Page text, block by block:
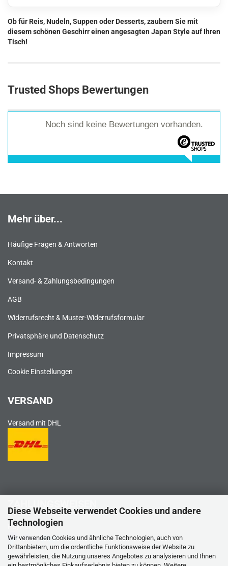
Diese Webseite verwendet Cookies und andere
Technologien
Wir verwenden Cookies und ähnliche Technologien, auch von
Drittanbietern, um die ordentliche Funktionsweise der Website zu
gewährleisten, die Nutzung unseres Angebotes zu analysieren und Ihnen
Ob für Reis, Nudeln, Suppen oder Desserts, zaubern Sie mit
diesem schönen Geschirr einen angesagten Japan Style auf Ihren
Tisch!
Trusted Shops Bewertungen
Noch sind keine Bewertungen vorhanden.
Mehr über...
Häufige Fragen & Antworten
Kontakt
Versand- & Zahlungsbedingungen
AGB
Widerrufsrecht & Muster-Widerrufsformular
Privatsphäre und Datenschutz
Impressum
Cookie Einstellungen
VERSAND
Versand mit DHL
ZAHLUNGSWEISEN
PayPal